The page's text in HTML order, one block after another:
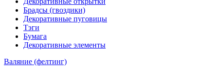
Брадсы (гвоздики)
Декоративные пуговицы
Тэги
Бумага
Декоративные элементы
Валяние (фелтинг)